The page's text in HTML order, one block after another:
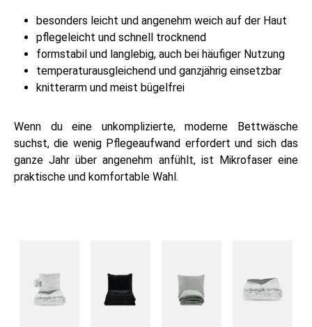
besonders leicht und angenehm weich auf der Haut
pflegeleicht und schnell trocknend
formstabil und langlebig, auch bei häufiger Nutzung
temperaturausgleichend und ganzjährig einsetzbar
knitterarm und meist bügelfrei
Wenn du eine unkomplizierte, moderne Bettwäsche
suchst, die wenig Pflegeaufwand erfordert und sich das
ganze Jahr über angenehm anfühlt, ist Mikrofaser eine
praktische und komfortable Wahl.